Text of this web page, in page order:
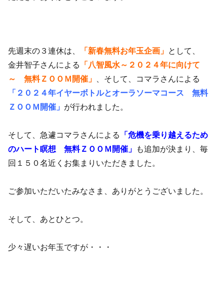
先週末の３連休は、 「新春無料お年玉企画」 として、
金井智子さんによる
「八智風水～２０２４年に向けて
～ 無料ＺＯＯＭ開催」
、そして、コマラさんによる
「２０２４年イヤーボトルとオーラソーマコース 無料
ＺＯＯＭ開催」 が行われました。
そして、急遽コマラさんによる
「危機を乗り越えるため
のハート瞑想 無料ＺＯＯＭ開催」
も追加が決まり、毎
回１５０名近くお集まりいただきました。
ご参加いただいたみなさま、ありがとうございました。
そして、あとひとつ。
少々遅いお年玉ですが・・・